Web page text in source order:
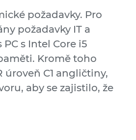
požadavky. Pro
požadavky IT a
s Intel Core i5
Kromě toho
úroveň C1 angličtiny,
aby se zajistilo, že